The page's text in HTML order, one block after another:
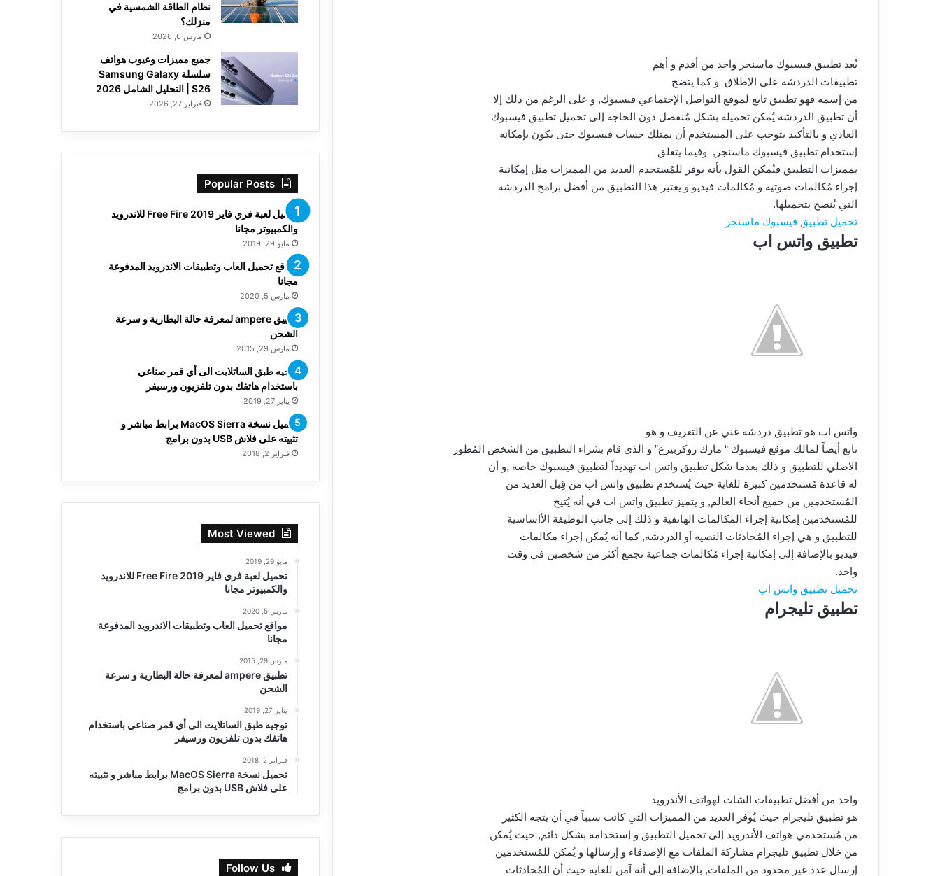
يُعد تطبيق فيسبوك ماسنجر واحد من أقدم و أهم
تطبيقات الدردشة على الإطلاق و كما يتضح
من إسمه فهو تطبيق تابع لموقع التواصل الإجتماعي فيسبوك, و على الرغم من ذلك إلا
أن تطبيق الدردشة يُمكن تحميله بشكل مُنفصل دون الحاجة إلى تحميل تطبيق فيسبوك
العادي و بالتأكيد يتوجب على المستخدم أن يمتلك حساب فيسبوك حتى يكون بإمكانه
إستخدام تطبيق فيسبوك ماسنجر, وفيما يتعلق
بمميزات التطبيق فيُمكن القول بأنه يوفر للمُستخدم العديد من المميزات مثل إمكانية
إجراء مُكالمات صوتية و مُكالمات فيديو و يعتبر هذا التطبيق من أفضل برامج الدردشة
التي يُنصح بتحميلها.
تحميل تطبيق فيسبوك ماسنجر
تطبيق واتس اب
واتس اب هو تطبيق دردشة غني عن التعريف و هو
تابع أيضاً لمالك موقع فيسبوك “ مارك زوكربيرغ” و الذي قام بشراء التطبيق من الشخص المُطور
الاصلي للتطبيق و ذلك بعدما شكل تطبيق واتس اب تهديداً لتطبيق فيسبوك خاصة ,و أن
له قاعدة مُستخدمين كبيرة للغاية حيث يُستخدم تطبيق واتس اب من قِبل العديد من
المُستخدمين من جميع أنحاء العالم, و يتميز تطبيق واتس اب في أنه يُتيح
للمُستخدمين إمكانية إجراء المكالمات الهاتفية و ذلك إلى جانب الوظيفة الأاساسية
للتطبيق و هي إجراء المُحادثات النصية أو الدردشة, كما أنه يُمكن إجراء مكالمات
فيديو بالإضافة إلى إمكانية إجراء مُكالمات جماعية تجمع أكثر من شخصين في وقت
واحد.
تحميل تطبيق واتس اب
تطبيق تليجرام
واحد من أفضل تطبيقات الشات لهواتف الأندرويد
هو تطبيق تليجرام حيث يُوفر العديد من المميزات التي كانت سبباً في أن يتجه الكثير
من مُستخدمي هواتف الأندرويد إلى تحميل التطبيق و إستخدامه بشكل دائم, حيث يُمكن
من خلال تطبيق تليجرام مشاركة الملفات مع الإصدقاء و إرسالها و يُمكن للمُستخدمين
إرسال عدد غير محدود من الملفات, بالإضافة إلى أنه آمن للغاية حيث أن المُحادثات
نظام الطاقة الشمسية في
منزلك؟
مارس 6, 2026
جميع مميزات وعيوب هواتف
سلسلة Samsung Galaxy
S26 | التحليل الشامل 2026
فبراير 27, 2026
Popular Posts
تحميل لعبة فري فاير Free Fire 2019 للاندرويد
والكمبيوتر مجانا
مايو 29, 2019
مواقع تحميل العاب وتطبيقات الاندرويد المدفوعة
مجانا
مارس 5, 2020
تطبيق ampere لمعرفة حالة البطارية و سرعة
الشحن
مارس 29, 2015
توجيه طبق الساتلايت الى أي قمر صناعي
باستخدام هاتفك بدون تلفزيون ورسيفر
يناير 27, 2019
تحميل نسخة MacOS Sierra برابط مباشر و
تثبيته على فلاش USB بدون برامج
فبراير 2, 2018
Most Viewed
مايو 29, 2019
تحميل لعبة فري فاير Free Fire 2019 للاندرويد
والكمبيوتر مجانا
مارس 5, 2020
مواقع تحميل العاب وتطبيقات الاندرويد المدفوعة
مجانا
مارس 29, 2015
تطبيق ampere لمعرفة حالة البطارية و سرعة
الشحن
يناير 27, 2019
توجيه طبق الساتلايت الى أي قمر صناعي باستخدام
هاتفك بدون تلفزيون ورسيفر
فبراير 2, 2018
تحميل نسخة MacOS Sierra برابط مباشر و تثبيته
على فلاش USB بدون برامج
Follow Us